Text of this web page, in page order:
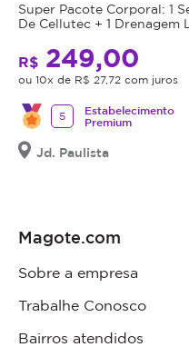
Super Pacote Corporal: 1
De Cellutec + 1 Drenagem
R$ 249,00
ou 10x de R$ 27,72 com juros
5
Estabelecimento
Premium
Jd. Paulista
Magote.com
Sobre a empresa
Trabalhe Conosco
Bairros atendidos